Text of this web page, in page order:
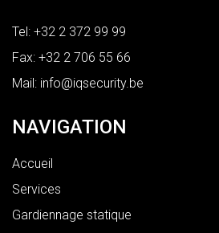
Tel: +32 2 372 99 99
Fax: +32 2 706 55 66
Mail: info@iqsecurity.be
NAVIGATION
Accueil
Services
Gardiennage statique